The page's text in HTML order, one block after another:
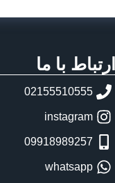
ارتباط با ما
02155510555
instagram
09918989257
whatsapp